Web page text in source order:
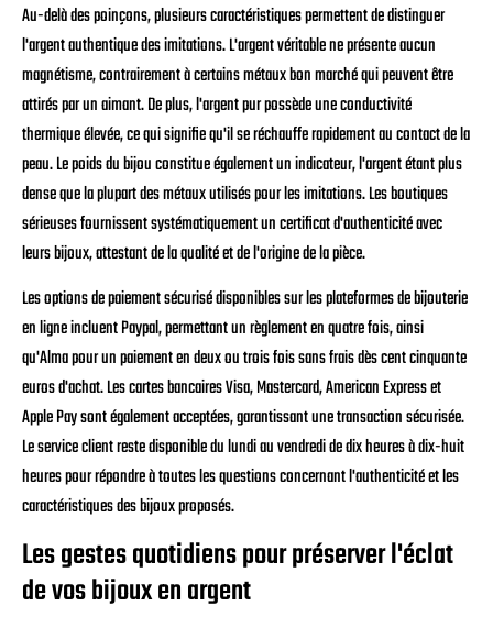
Au-delà des poinçons, plusieurs caractéristiques permettent de distinguer
l'argent authentique des imitations. L'argent véritable ne présente aucun
magnétisme, contrairement à certains métaux bon marché qui peuvent être
attirés par un aimant. De plus, l'argent pur possède une conductivité
thermique élevée, ce qui signifie qu'il se réchauffe rapidement au contact de la
peau. Le poids du bijou constitue également un indicateur, l'argent étant plus
dense que la plupart des métaux utilisés pour les imitations. Les boutiques
sérieuses fournissent systématiquement un certificat d'authenticité avec
leurs bijoux, attestant de la qualité et de l'origine de la pièce.
Les options de paiement sécurisé disponibles sur les plateformes de bijouterie
en ligne incluent Paypal, permettant un règlement en quatre fois, ainsi
qu'Alma pour un paiement en deux ou trois fois sans frais dès cent cinquante
euros d'achat. Les cartes bancaires Visa, Mastercard, American Express et
Apple Pay sont également acceptées, garantissant une transaction sécurisée.
Le service client reste disponible du lundi au vendredi de dix heures à dix-huit
heures pour répondre à toutes les questions concernant l'authenticité et les
caractéristiques des bijoux proposés.
Les gestes quotidiens pour préserver l'éclat
de vos bijoux en argent